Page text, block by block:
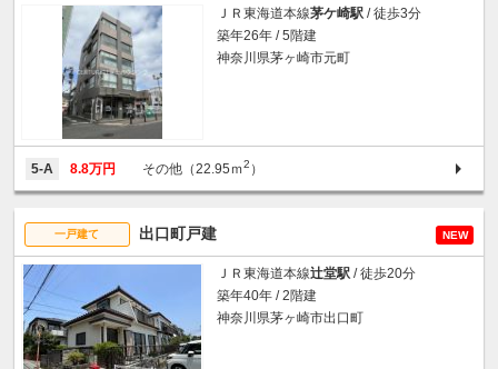
ＪＲ東海道本線茅ケ崎駅 / 徒歩3分
築年26年 / 5階建
神奈川県茅ヶ崎市元町
5-A 8.8万円 その他（22.95ｍ2 ）
一戸建て 出口町戸建 NEW
ＪＲ東海道本線辻堂駅 / 徒歩20分
築年40年 / 2階建
神奈川県茅ヶ崎市出口町